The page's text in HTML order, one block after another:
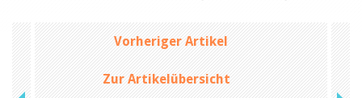
Bibliosuisse
Kantonale
Unterstützungsbeiträge
Rezensionen
Schweizer Literatur
Vorheriger Artikel
Zur Artikelübersicht